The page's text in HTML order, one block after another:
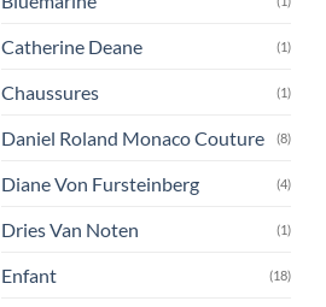
Catherine Deane (1)
Chaussures (1)
Daniel Roland Monaco Couture (8)
Diane Von Fursteinberg (4)
Dries Van Noten (1)
Enfant (18)